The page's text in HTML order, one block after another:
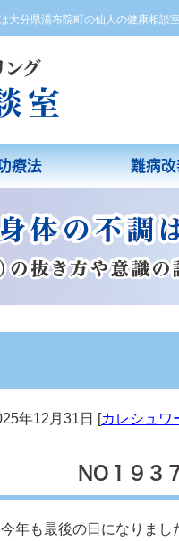
分県湯布院町の仙人の健康相談
療法 難病
年12月31日 [カレシュワ
NO１９３
今年も最後の日になりま